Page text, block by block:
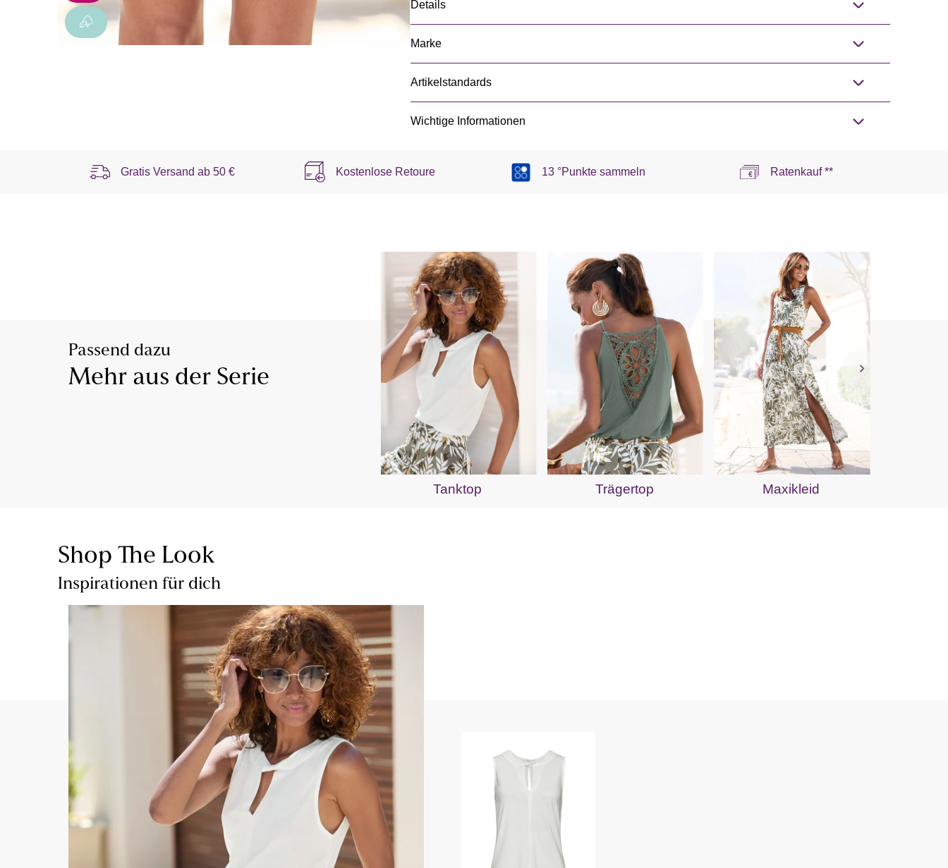
Details
Marke
Artikelstandards
Wichtige Informationen
Gratis Versand ab 50 € Kostenlose Retoure 13 °Punkte sammeln Ratenkauf **
Passend dazu
Mehr aus der Serie
Tanktop Trägertop Maxikleid
Shop The Look
Inspirationen für dich